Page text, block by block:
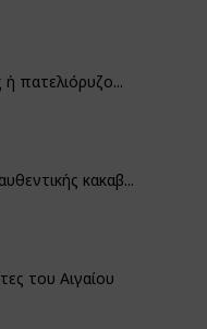
ή πατελιόρυζο...
κακαβ...
του Αιγαίου